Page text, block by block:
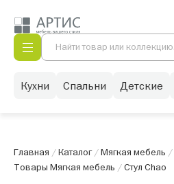
Кухни Спальни Детские
Главная /Каталог/Мягкая мебель /
Товары Мягкая мебель /Стул Chao